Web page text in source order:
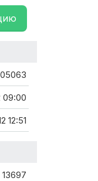
09:00
12:51
13697